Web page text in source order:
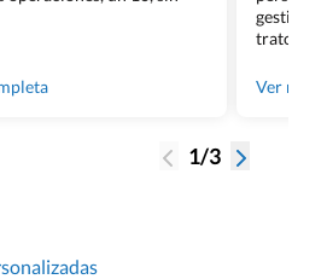
gestión
trato
gente
Ver
1/3